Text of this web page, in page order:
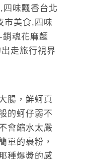
腸，鮮蚵真
的蚵仔弱不
會縮水太嚴
單的裹粉，
種爆漿的感